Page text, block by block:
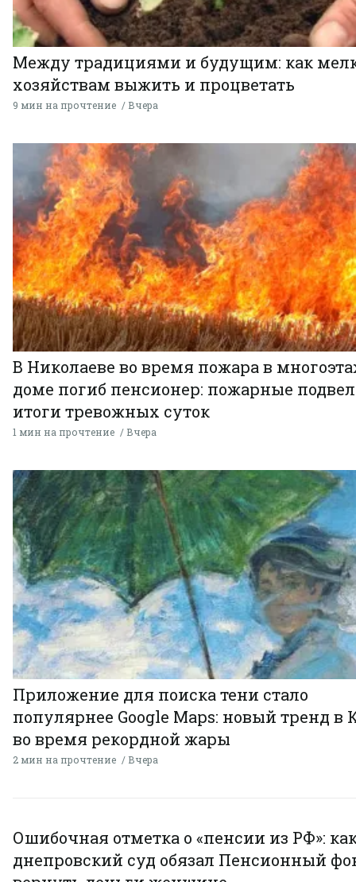
Между традициями и будущим: как
хозяйствам выжить и процветать
9 мин на прочтение Вчера
В Николаеве во время пожара в
доме погиб пенсионер: пожарные
итоги тревожных суток
1 мин на прочтение Вчера
Приложение для поиска тени стало
популярнее Google Maps: новый тренд в
во время рекордной жары
2 мин на прочтение Вчера
Ошибочная отметка о «пенсии из РФ»:
днепровский суд обязал Пенсионный